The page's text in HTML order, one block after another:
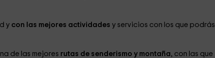
y con las mejores actividades y servicios con los que podrás
de las mejores rutas de senderismo y montaña, con las que